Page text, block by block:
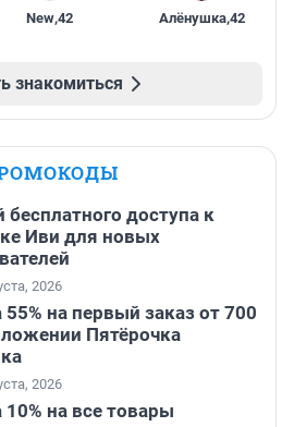
New,42 Алёнушка,42
знакомиться
бесплатного доступа к
Иви для новых
2026
на первый заказ от 700
Пятёрочка
2026
на все товары